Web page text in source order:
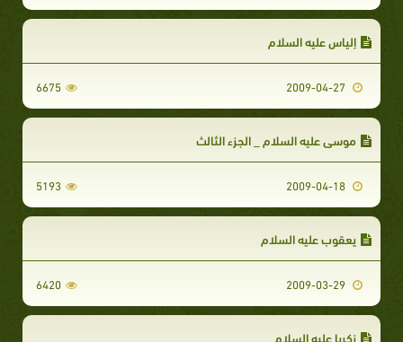
إلياس عليه السلام
6675
موسى عليه السلام _ الجزء الثالث
5193
يعقوب عليه السلام
6420
زكريا عليه السلام